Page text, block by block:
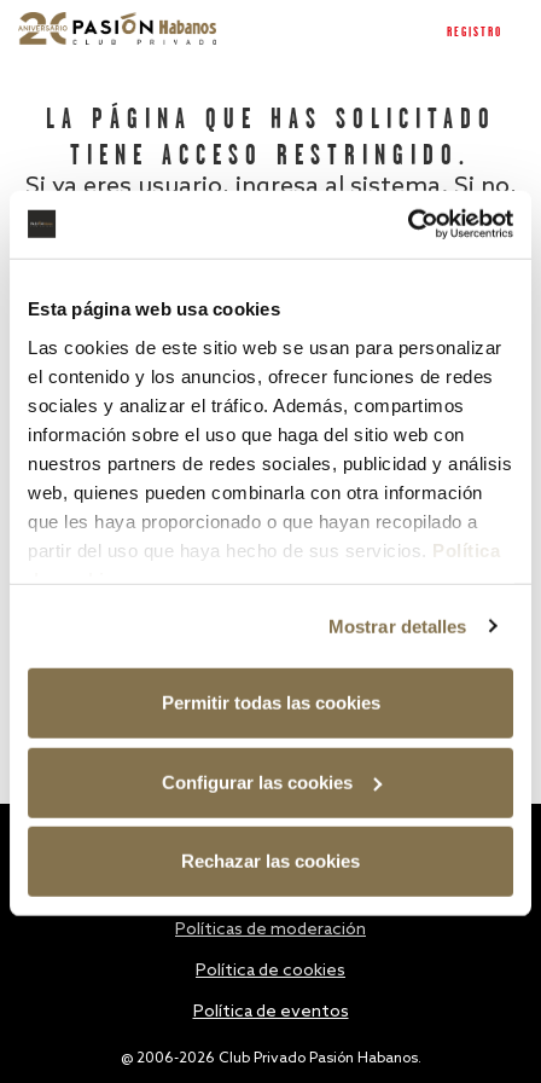
Esta página web usa cookies
Las cookies de este sitio web se usan para personalizar
el contenido y los anuncios, ofrecer funciones de redes
sociales y analizar el tráfico. Además, compartimos
información sobre el uso que haga del sitio web con
nuestros partners de redes sociales, publicidad y análisis
web, quienes pueden combinarla con otra información
que les haya proporcionado o que hayan recopilado a
partir del uso que haya hecho de sus servicios. Política
Mostrar detalles
Permitir todas las cookies
Configurar las cookies
Rechazar las cookies
REGISTRO
LA PÁGINA QUE HAS SOLICITADO
TIENE ACCESO RESTRINGIDO.
Si ya eres usuario, ingresa al sistema. Si no,
¿Has olvidado tu contraseña?
@ 2006-2026 Club Privado Pasión Habanos.
Políticas de moderación
Política de cookies
Política de eventos